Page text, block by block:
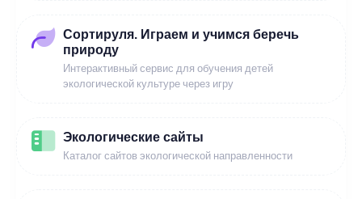
Сортируля. Играем и учимся беречь
природу
Интерактивный сервис для обучения детей
экологической культуре через игру
Экологические сайты
Каталог сайтов экологической направленности